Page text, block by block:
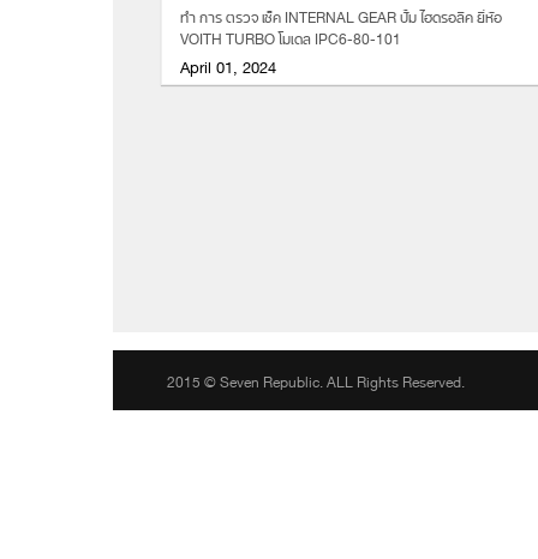
ทำ การ ตรวจ เช็ค INTERNAL GEAR ปั้ม ไฮดรอลิค ยี่ห้อ
VOITH TURBO โมเดล IPC6-80-101
April 01, 2024
2015 © Seven Republic. ALL Rights Reserved.